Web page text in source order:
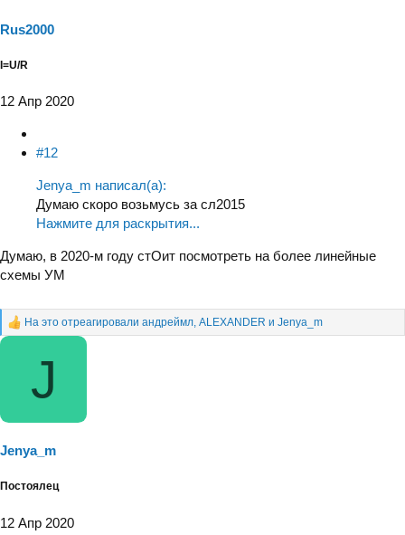
Rus2000
I=U/R
12 Апр 2020
#12
Jenya_m написал(а):
Думаю скоро возьмусь за сл2015
Нажмите для раскрытия...
Думаю, в 2020-м году стОит посмотреть на более линейные
схемы УМ
Р
На это отреагировали андреймл, ALEXANDER и Jenya_m
J
Jenya_m
Постоялец
12 Апр 2020